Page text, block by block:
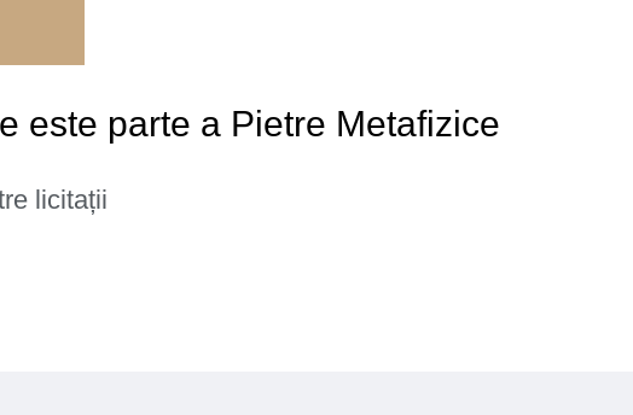
este parte a Pietre Metafizice
licitații